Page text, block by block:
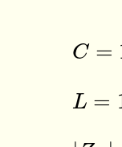
C =
C=
L =
L=